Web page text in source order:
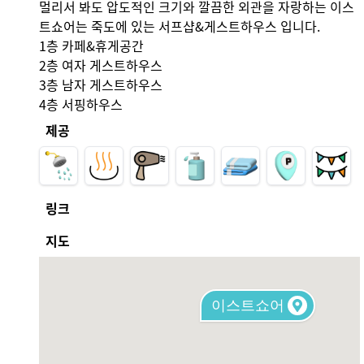
멀리서 봐도 압도적인 크기와 깔끔한 외관을 자랑하는 이스
트쇼어는 죽도에 있는 서프샵&게스트하우스 입니다.
1층 카페&휴게공간
2층 여자 게스트하우스
3층 남자 게스트하우스
4층 서핑하우스
제공
링크
지도
이스트쇼어